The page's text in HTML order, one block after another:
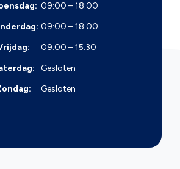
09:00 – 18:00
09:00 – 18:00
09:00 – 15:30
Gesloten
Gesloten